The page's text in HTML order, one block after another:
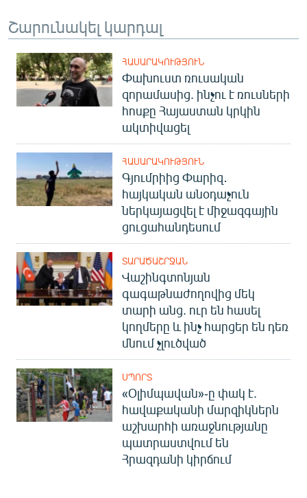
Շարունակել կարդալ
ՀԱՍԱՐԱԿՈՒԹՅՈՒՆ
Փախուստ ռուսական
զորամասից. ինչու է ռուսների
հոսքը Հայաստան կրկին
ակտիվացել
ՀԱՍԱՐԱԿՈՒԹՅՈՒՆ
Գյումրիից Փարիզ․
հայկական անօդաչուն
ներկայացվել է միջազգային
ցուցահանդեսում
ՏԱՐԱԾԱՇՐՋԱՆ
Վաշինգտոնյան
գագաթնաժողովից մեկ
տարի անց. ուր են հասել
կողմերը և ինչ հարցեր են դեռ
մնում չլուծված
ՍՊՈՐՏ
«Օլիմպավան»-ը փակ է.
հավաքականի մարզիկներն
աշխարհի առաջնությանը
պատրաստվում են
Հրազդանի կիրճում